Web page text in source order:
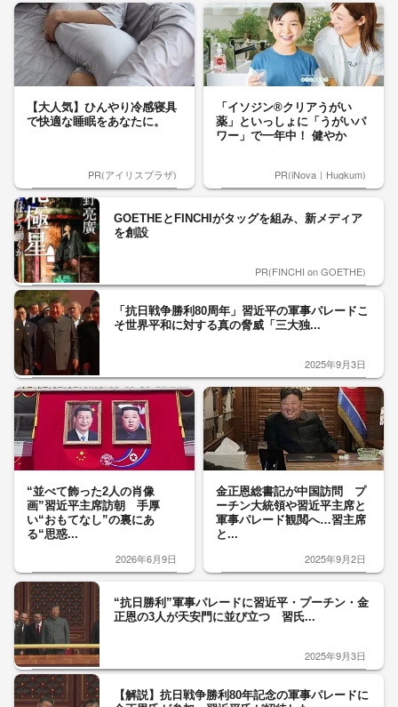
【大人気】ひんやり冷感寝具
で快適な睡眠をあなたに。
PR(アイリスプラザ)
「イソジン®クリアうがい
薬」といっしょに「うがいパ
ワー」で一年中！ 健やか
PR(iNova｜Hugkum)
GOETHEとFINCHIがタッグを組み、新メディア
を創設
PR(FINCHI on GOETHE)
「抗日戦争勝利80周年」習近平の軍事パレードこ
そ世界平和に対する真の脅威「三大独...
2025年9月3日
“並べて飾った2人の肖像
画”習近平主席訪朝 手厚
い“おもてなし”の裏にあ
る“思惑...
2026年6月9日
金正恩総書記が中国訪問 プ
ーチン大統領や習近平主席と
軍事パレード観閲へ…習主席
と...
2025年9月2日
“抗日勝利”軍事パレードに習近平・プーチン・金
正恩の3人が天安門に並び立つ 習氏...
2025年9月3日
【解説】抗日戦争勝利80年記念の軍事パレードに